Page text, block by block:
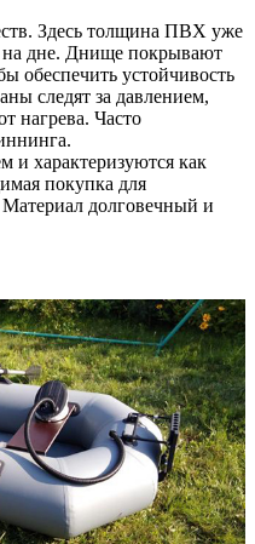
Здесь толщина ПВХ уже
на дне. Днище покрывают
обеспечить устойчивость
следят за давлением,
нагрева. Часто
и характеризуются как
покупка для
долговечный и